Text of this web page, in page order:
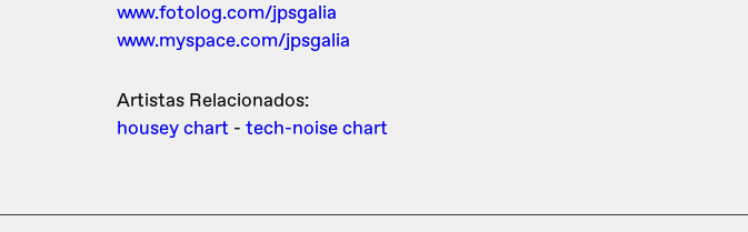
www.fotolog.com/jpsgalia
www.myspace.com/jpsgalia
Artistas Relacionados:
housey chart - tech-noise chart